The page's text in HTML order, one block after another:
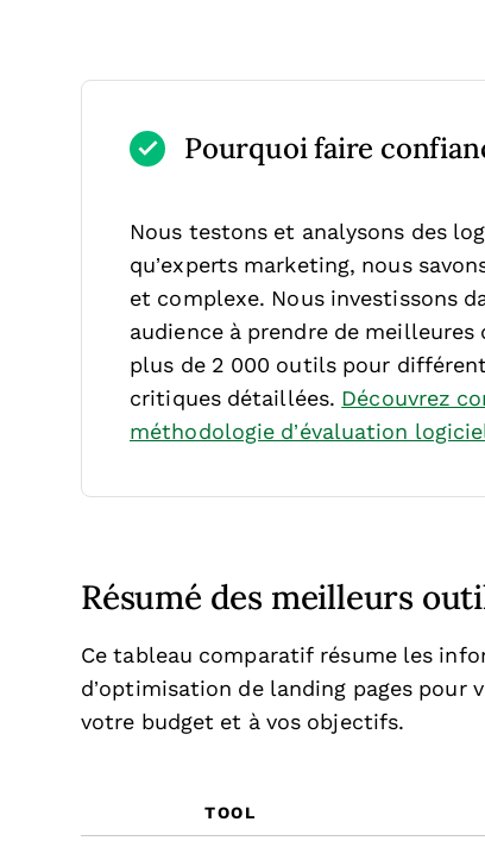
Pourquoi faire
Nous testons et analysons des
qu’experts marketing, nous
et complexe. Nous investissons
audience à prendre de
plus de 2 000 outils pour
critiques détaillées. Découvrez
méthodologie d’évaluation
Résumé des meilleurs
Ce tableau comparatif résume les
d’optimisation de landing pages pour
votre budget et à vos objectifs.
TOOL